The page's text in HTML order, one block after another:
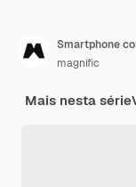
Smartphone
magnific
Mais nesta série